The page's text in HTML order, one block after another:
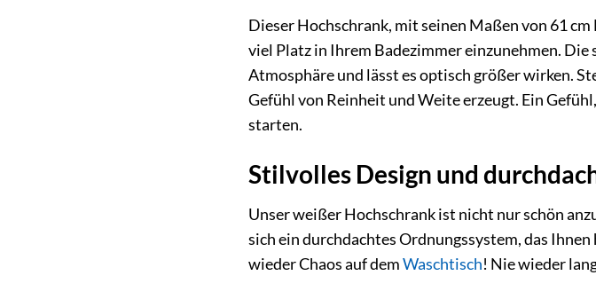
Dieser Hochschrank, mit seinen Maßen von 61
viel Platz in Ihrem Badezimmer einzunehmen.
Atmosphäre und lässt es optisch größer wirken.
Gefühl von Reinheit und Weite erzeugt. Ein
starten.
Stilvolles Design und
Unser weißer Hochschrank ist nicht nur schön
sich ein durchdachtes Ordnungssystem, das
wieder Chaos auf demWaschtisch! Nie wieder